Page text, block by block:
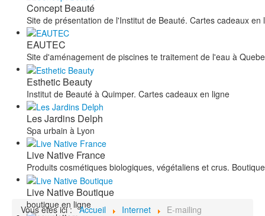
Concept Beauté
Site de présentation de l'Institut de Beauté. Cartes cadeaux en
EAUTEC
Site d'aménagement de piscines te traitement de l'eau à
Esthetic Beauty
Institut de Beauté à Quimper. Cartes cadeaux en ligne
Les Jardins Delph
Spa urbain à Lyon
Live Native France
Produits cosmétiques biologiques, végétaliens et crus.
Live Native Boutique
boutique en ligne
Vous êtes ici : Accueil Internet E-mailing